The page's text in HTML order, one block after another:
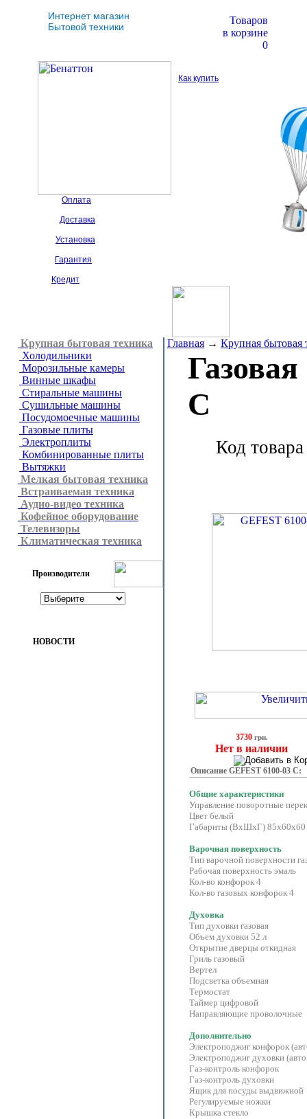
Интернет магазин
Бытовой техники
Товаров
в корзине
0
Как купить
Оплата
Доставка
Установка
Гарантия
Кредит
Крупная бытовая техника
Холодильники
Морозильные камеры
Винные шкафы
Стиральные машины
Сушильные машины
Посудомоечные машины
Газовые плиты
Электроплиты
Комбинированные плиты
Вытяжки
Мелкая бытовая техника
Встраиваемая техника
Аудио-видео техника
Кофейное оборудование
Телевизоры
Климатическая техника
Производители
НОВОСТИ
Главная → Крупная бытовая
C
Код
3730грн.
Нет в наличии
Описание GEFEST 6100-03 C:
Общие характеристики
Управление поворотные
Цвет белый
Габариты (ВхШхГ) 85x60x60
Варочная поверхность
Тип варочной поверхности
Рабочая поверхность эмаль
Кол-во конфорок 4
Кол-во газовых конфорок 4
Духовка
Тип духовки газовая
Объем духовки 52 л
Открытие дверцы откидная
Гриль газовый
Вертел
Подсветка объемная
Термостат
Таймер цифровой
Направляющие проволочные
Дополнительно
Электроподжиг конфорок
Электроподжиг духовки
Газ-контроль конфорок
Газ-контроль духовки
Ящик для посуды выдвижной
Регулируемые ножки
Крышка стекло